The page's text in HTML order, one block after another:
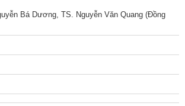
Bá Dương, TS. Nguyễn Văn Quang (Đồng